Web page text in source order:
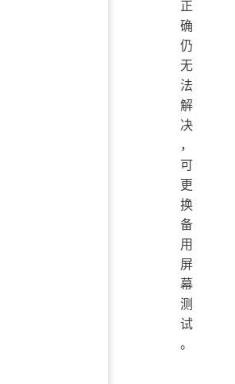
正
确
仍
无
法
解
决
，
可
更
换
备
用
屏
幕
测
试
。